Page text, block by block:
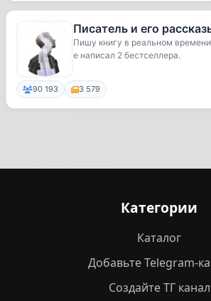
Писатель и его
Пишу книгу в реальном
е написал 2 бестселлера.
90 193 3 579
Категории
Каталог
Добавьте Telegram-
Создайте ТГ канал